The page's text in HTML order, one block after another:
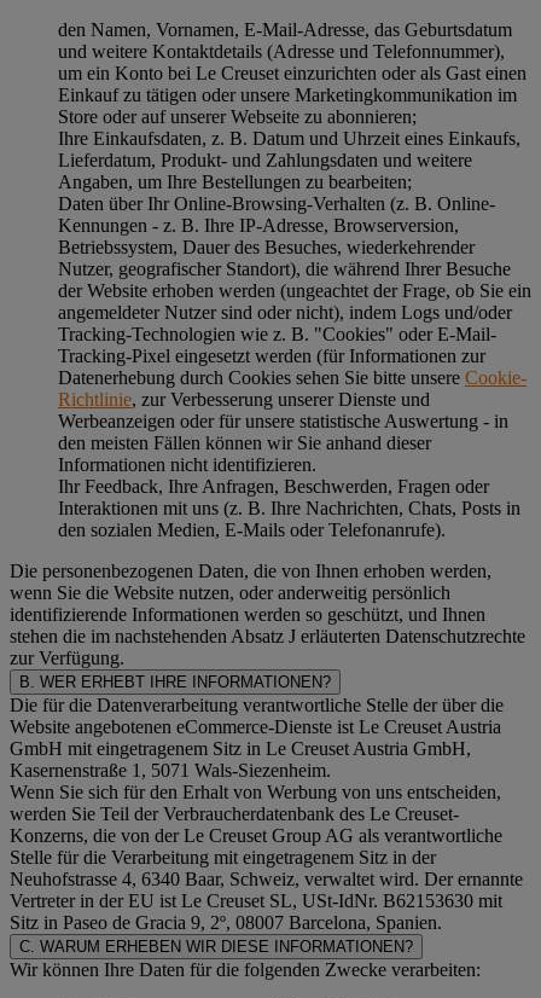
den Namen, Vornamen, E-Mail-Adresse, das Geburtsdatum
und weitere Kontaktdetails (Adresse und Telefonnummer),
um ein Konto bei Le Creuset einzurichten oder als Gast einen
Einkauf zu tätigen oder unsere Marketingkommunikation im
Store oder auf unserer Webseite zu abonnieren;
Ihre Einkaufsdaten, z. B. Datum und Uhrzeit eines Einkaufs,
Lieferdatum, Produkt- und Zahlungsdaten und weitere
Angaben, um Ihre Bestellungen zu bearbeiten;
Daten über Ihr Online-Browsing-Verhalten (z. B. Online-
Kennungen - z. B. Ihre IP-Adresse, Browserversion,
Betriebssystem, Dauer des Besuches, wiederkehrender
Nutzer, geografischer Standort), die während Ihrer Besuche
der Website erhoben werden (ungeachtet der Frage, ob Sie ein
angemeldeter Nutzer sind oder nicht), indem Logs und/oder
Tracking-Technologien wie z. B. "Cookies" oder E-Mail-
Tracking-Pixel eingesetzt werden (für Informationen zur
Datenerhebung durch Cookies sehen Sie bitte unsere Cookie-
Richtlinie, zur Verbesserung unserer Dienste und
Werbeanzeigen oder für unsere statistische Auswertung - in
den meisten Fällen können wir Sie anhand dieser
Informationen nicht identifizieren.
Ihr Feedback, Ihre Anfragen, Beschwerden, Fragen oder
Interaktionen mit uns (z. B. Ihre Nachrichten, Chats, Posts in
den sozialen Medien, E-Mails oder Telefonanrufe).
Die personenbezogenen Daten, die von Ihnen erhoben werden,
wenn Sie die Website nutzen, oder anderweitig persönlich
identifizierende Informationen werden so geschützt, und Ihnen
stehen die im nachstehenden Absatz J erläuterten Datenschutzrechte
zur Verfügung.
B. WER ERHEBT IHRE INFORMATIONEN?
Die für die Datenverarbeitung verantwortliche Stelle der über die
Website angebotenen eCommerce-Dienste ist Le Creuset Austria
GmbH mit eingetragenem Sitz in Le Creuset Austria GmbH,
Kasernenstraße 1, 5071 Wals-Siezenheim.
Wenn Sie sich für den Erhalt von Werbung von uns entscheiden,
werden Sie Teil der Verbraucherdatenbank des Le Creuset-
Konzerns, die von der Le Creuset Group AG als verantwortliche
Stelle für die Verarbeitung mit eingetragenem Sitz in der
Neuhofstrasse 4, 6340 Baar, Schweiz, verwaltet wird. Der ernannte
Vertreter in der EU ist Le Creuset SL, USt-IdNr. B62153630 mit
Sitz in Paseo de Gracia 9, 2º, 08007 Barcelona, Spanien.
C. WARUM ERHEBEN WIR DIESE INFORMATIONEN?
Wir können Ihre Daten für die folgenden Zwecke verarbeiten: